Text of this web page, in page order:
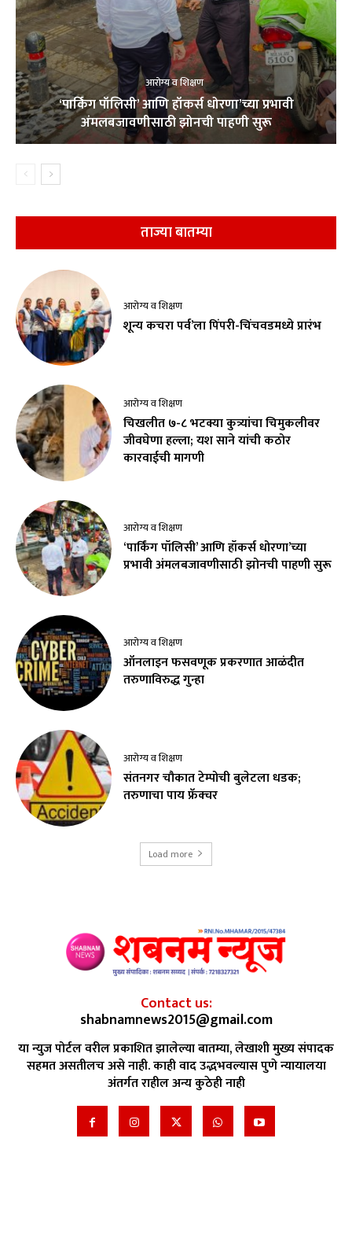
आरोग्य व शिक्षण
‘पार्किंग पॉलिसी’ आणि हॉकर्स धोरणा’च्या प्रभावी
अंमलबजावणीसाठी झोनची पाहणी सुरू
ताज्या बातम्या
आरोग्य व शिक्षण
शून्य कचरा पर्व’ला पिंपरी-चिंचवडमध्ये प्रारंभ
आरोग्य व शिक्षण
चिखलीत ७-८ भटक्या कुत्र्यांचा चिमुकलीवर
जीवघेणा हल्ला; यश साने यांची कठोर
कारवाईची मागणी
आरोग्य व शिक्षण
‘पार्किंग पॉलिसी’ आणि हॉकर्स धोरणा’च्या
प्रभावी अंमलबजावणीसाठी झोनची पाहणी सुरू
आरोग्य व शिक्षण
ऑनलाइन फसवणूक प्रकरणात आळंदीत
तरुणाविरुद्ध गुन्हा
आरोग्य व शिक्षण
संतनगर चौकात टेम्पोची बुलेटला धडक;
तरुणाचा पाय फ्रॅक्चर
Load more
Contact us:
shabnamnews2015@gmail.com
या न्युज पोर्टल वरील प्रकाशित झालेल्या बातम्या, लेखाशी मुख्य संपादक
सहमत असतीलच असे नाही. काही वाद उद्भभवल्यास पुणे न्यायालया
अंतर्गत राहील अन्य कुठेही नाही